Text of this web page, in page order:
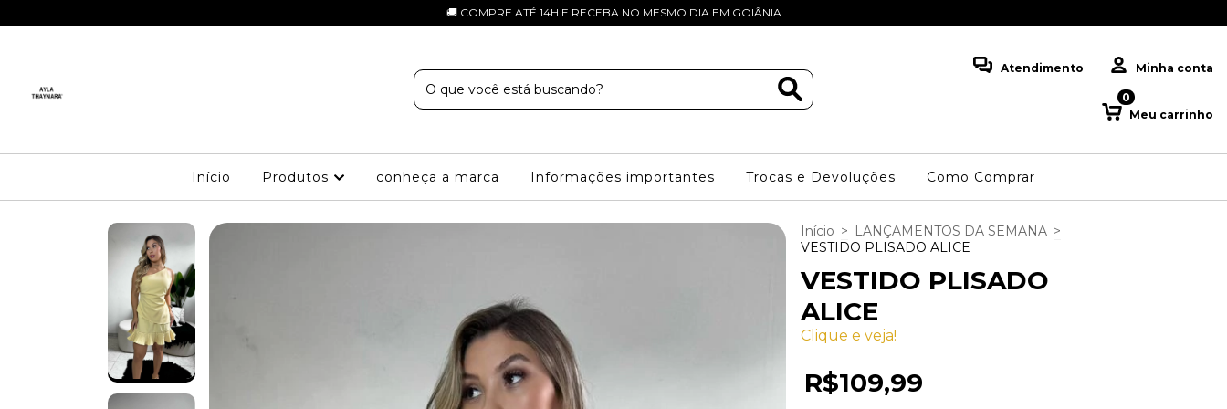
🚚 COMPRE ATÉ 14H E RECEBA NO MESMO DIA EM GOIÂNIA
Atendimento Minha conta
Meu carrinho
0
Início Produtos conheça a marca Informações importantes Trocas e Devoluções Como Comprar
Início > LANÇAMENTOS DA SEMANA >
VESTIDO PLISADO ALICE
VESTIDO PLISADO
ALICE
Clique e veja!
R$109,99